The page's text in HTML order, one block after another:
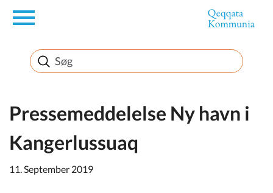
en
Borger
Erhverv
Politik
Pressemeddelelse Ny havn i
Kangerlussuaq
11. September 2019